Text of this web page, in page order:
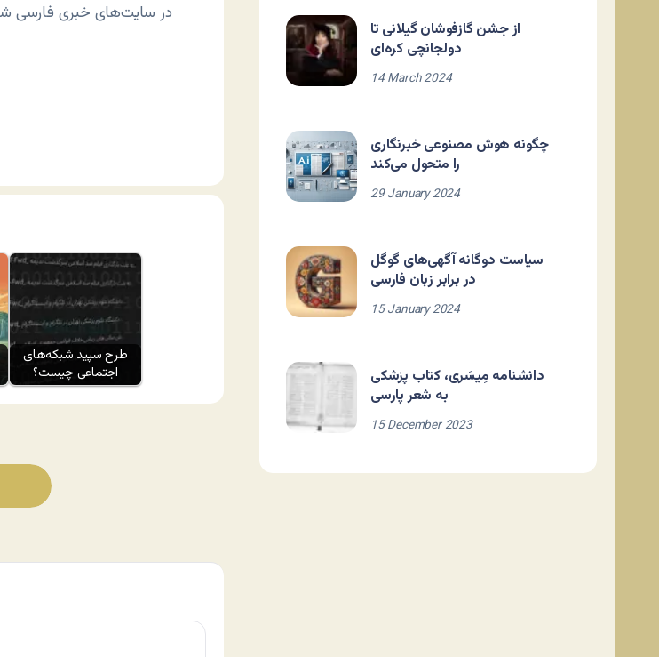
طرح سپید شبکه‌های
اجتماعی چیست؟
از جشن گازفوشان گیلانی تا
دولجانچی کره‌ای
14 March 2024
چگونه هوش مصنوعی خبرنگاری
را متحول می‌کند
29 January 2024
سیاست دوگانه آگهی‌های گوگل
در برابر زبان فارسی
15 January 2024
دانشنامه مِیسَری، کتاب پزشکی
به شعر پارسی
15 December 2023